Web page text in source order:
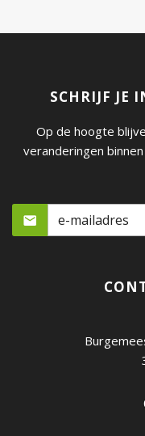
SCHRIJF JE
Op de hoogte
veranderingen